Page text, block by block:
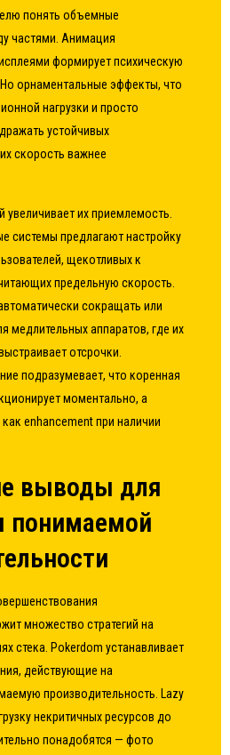
понять объемные
частями. Анимация
формирует психическую
орнаментальные эффекты, что
нагрузки и просто
устойчивых
скорость важнее
их приемлемость.
системы предлагают настройку
щекотливых к
предельную скорость.
сокращать или
медлительных аппаратов, где их
отсрочки.
подразумевает, что коренная
моментально, а
enhancement при наличии
выводы для
понимаемой
множество стратегий на
стека. Pokerdom устанавливает
действующие на
производительность. Lazy
некритичных ресурсов до
понадобятся — фото